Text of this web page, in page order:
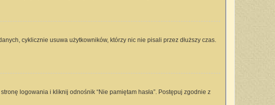
cyklicznie usuwa użytkowników, którzy nic nie pisali przez dłuższy czas.
logowania i kliknij odnośnik “Nie pamiętam hasła”. Postępuj zgodnie z